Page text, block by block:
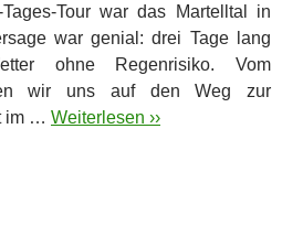
Tour war das Martelltal in
war genial: drei Tage lang
ohne Regenrisiko. Vom
wir uns auf den Weg zur
im … Weiterlesen ››